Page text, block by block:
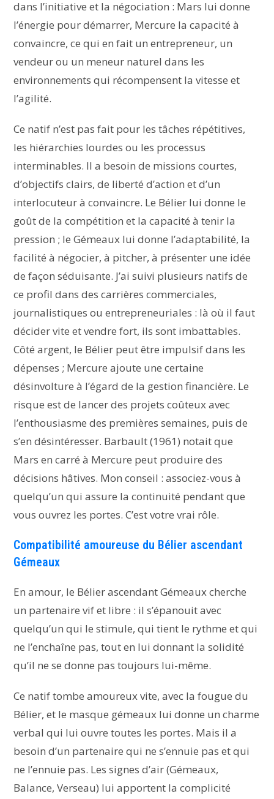
dans l’initiative et la négociation : Mars lui donne
l’énergie pour démarrer, Mercure la capacité à
convaincre, ce qui en fait un entrepreneur, un
vendeur ou un meneur naturel dans les
environnements qui récompensent la vitesse et
l’agilité.
Ce natif n’est pas fait pour les tâches répétitives,
les hiérarchies lourdes ou les processus
interminables. Il a besoin de missions courtes,
d’objectifs clairs, de liberté d’action et d’un
interlocuteur à convaincre. Le Bélier lui donne le
goût de la compétition et la capacité à tenir la
pression ; le Gémeaux lui donne l’adaptabilité, la
facilité à négocier, à pitcher, à présenter une idée
de façon séduisante. J’ai suivi plusieurs natifs de
ce profil dans des carrières commerciales,
journalistiques ou entrepreneuriales : là où il faut
décider vite et vendre fort, ils sont imbattables.
Côté argent, le Bélier peut être impulsif dans les
dépenses ; Mercure ajoute une certaine
désinvolture à l’égard de la gestion financière. Le
risque est de lancer des projets coûteux avec
l’enthousiasme des premières semaines, puis de
s’en désintéresser. Barbault (1961) notait que
Mars en carré à Mercure peut produire des
décisions hâtives. Mon conseil : associez-vous à
quelqu’un qui assure la continuité pendant que
vous ouvrez les portes. C’est votre vrai rôle.
Compatibilité amoureuse du Bélier ascendant
Gémeaux
En amour, le Bélier ascendant Gémeaux cherche
un partenaire vif et libre : il s’épanouit avec
quelqu’un qui le stimule, qui tient le rythme et qui
ne l’enchaîne pas, tout en lui donnant la solidité
qu’il ne se donne pas toujours lui-même.
Ce natif tombe amoureux vite, avec la fougue du
Bélier, et le masque gémeaux lui donne un charme
verbal qui lui ouvre toutes les portes. Mais il a
besoin d’un partenaire qui ne s’ennuie pas et qui
ne l’ennuie pas. Les signes d’air (Gémeaux,
Balance, Verseau) lui apportent la complicité